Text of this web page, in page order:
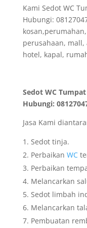
Kami Sedot WC
Hubungi:
perusahaan,
hotel, kapal,
Sedot WC
Hubungi:
Jasa Kami
Sedot tinja.
Perbaikan WC
Perbaikan
Melancarkan
Sedot limbah
Melancarkan
Pembuatan